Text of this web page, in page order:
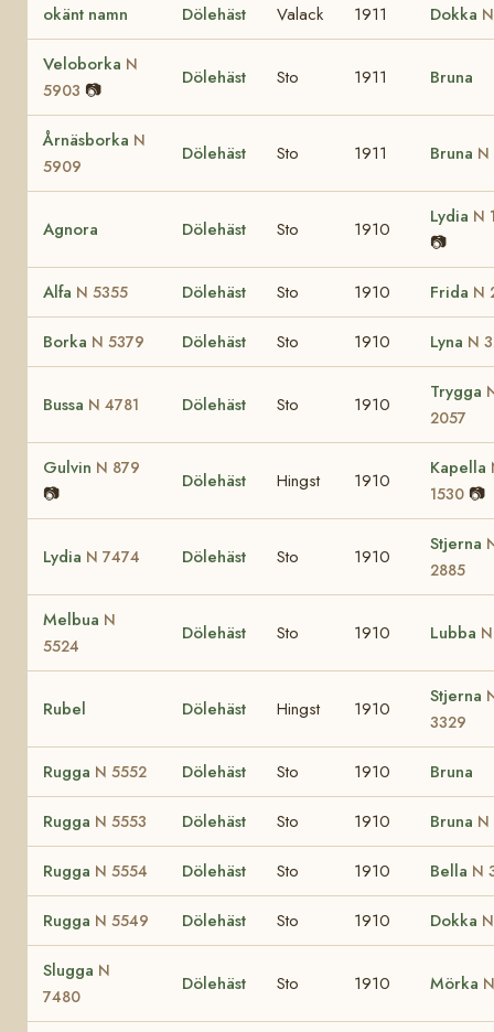
okänt namn Dölehäst Valack 1911 Dokka
Veloborka N
5903 📷
Dölehäst Sto 1911 Bruna
Årnäsborka N
5909
Dölehäst Sto 1911 Bruna N
Agnora Dölehäst Sto 1910
Lydia N
📷
Alfa N 5355 Dölehäst Sto 1910 Frida N
Borka N 5379 Dölehäst Sto 1910 Lyna N
Bussa N 4781 Dölehäst Sto 1910
Trygga
2057
Gulvin N 879
📷
Dölehäst Hingst 1910
Kapella
1530 📷
Lydia N 7474 Dölehäst Sto 1910
Stjerna
2885
Melbua N
5524
Dölehäst Sto 1910 Lubba
Rubel Dölehäst Hingst 1910
Stjerna
3329
Rugga N 5552 Dölehäst Sto 1910 Bruna
Rugga N 5553 Dölehäst Sto 1910 Bruna
Rugga N 5554 Dölehäst Sto 1910 Bella N
Rugga N 5549 Dölehäst Sto 1910 Dokka
Slugga N
7480
Dölehäst Sto 1910 Mörka